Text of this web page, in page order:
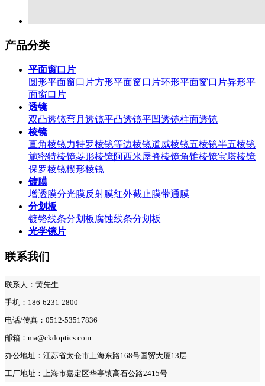
产品分类
平面窗口片
圆形平面窗口片方形平面窗口片环形平面窗口片异形平
面窗口片
透镜
双凸透镜弯月透镜平凸透镜平凹透镜柱面透镜
棱镜
直角棱镜力特罗棱镜等边棱镜道威棱镜五棱镜半五棱镜
施密特棱镜菱形棱镜阿西米屋脊棱镜角锥棱镜宝塔棱镜
保罗棱镜楔形棱镜
镀膜
增透膜分光膜反射膜红外截止膜带通膜
分划板
镀铬线条分划板腐蚀线条分划板
光学镜片
联系我们
联系人：黄先生
手机：186-6231-2800
电话/传真：0512-53517836
邮箱：ma@ckdoptics.com
办公地址：江苏省太仓市上海东路168号国贸大厦13层
工厂地址：上海市嘉定区华亭镇高石公路2415号